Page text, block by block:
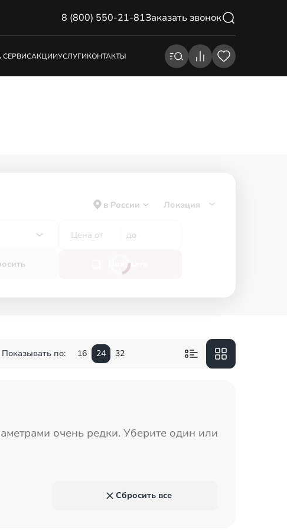
8 (800) 550-21-81Заказать звонок
СЕРВИСАКЦИИУСЛУГИКОНТАКТЫ
в России Локация
Показать
Показывать по: 16 24 32
очень редки. Уберите один или
Сбросить все